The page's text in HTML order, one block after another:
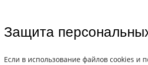
Защита
Если в использование файлов cookies и